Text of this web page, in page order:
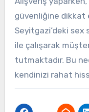
güvenliğine dikkat
Seyitgazi’deki sex
ile çalışarak
tutmaktadır. Bu
kendinizi rahat